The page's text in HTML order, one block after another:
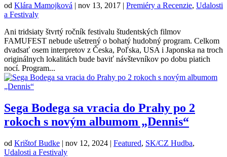
od Klára Mamojková | nov 13, 2017 | Premiéry a Recenzie, Udalosti
a Festivaly
Ani tridsiaty štvrtý ročník festivalu študentských filmov
FAMUFEST nebude ušetrený o bohatý hudobný program. Celkom
dvadsať osem interpretov z Česka, Poľska, USA i Japonska na troch
originálnych lokalitách bude baviť návštevníkov po dobu piatich
nocí. Program...
Sega Bodega sa vracia do Prahy po 2
rokoch s novým albumom „Dennis“
od Krištof Budke | nov 12, 2024 | Featured, SK/CZ Hudba,
Udalosti a Festivaly